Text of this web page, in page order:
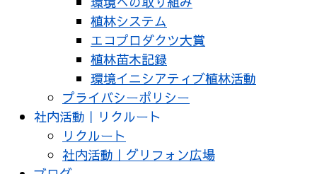
植林システム
エコプロダクツ大賞
植林苗木記録
環境イニシアティブ植林活動
プライバシーポリシー
社内活動｜リクルート
リクルート
社内活動｜グリフォン広場